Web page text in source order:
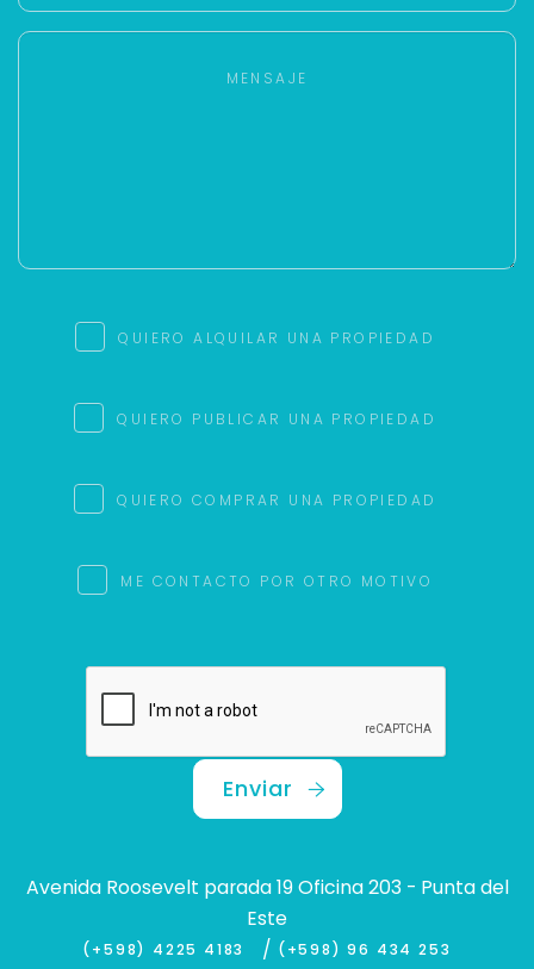
QUIERO ALQUILAR UNA PROPIEDAD
QUIERO PUBLICAR UNA PROPIEDAD
QUIERO COMPRAR UNA PROPIEDAD
ME CONTACTO POR OTRO MOTIVO
Enviar
Avenida Roosevelt parada 19 Oficina 203 - Punta del
Este
(+598) 4225 4183 / (+598) 96 434 253